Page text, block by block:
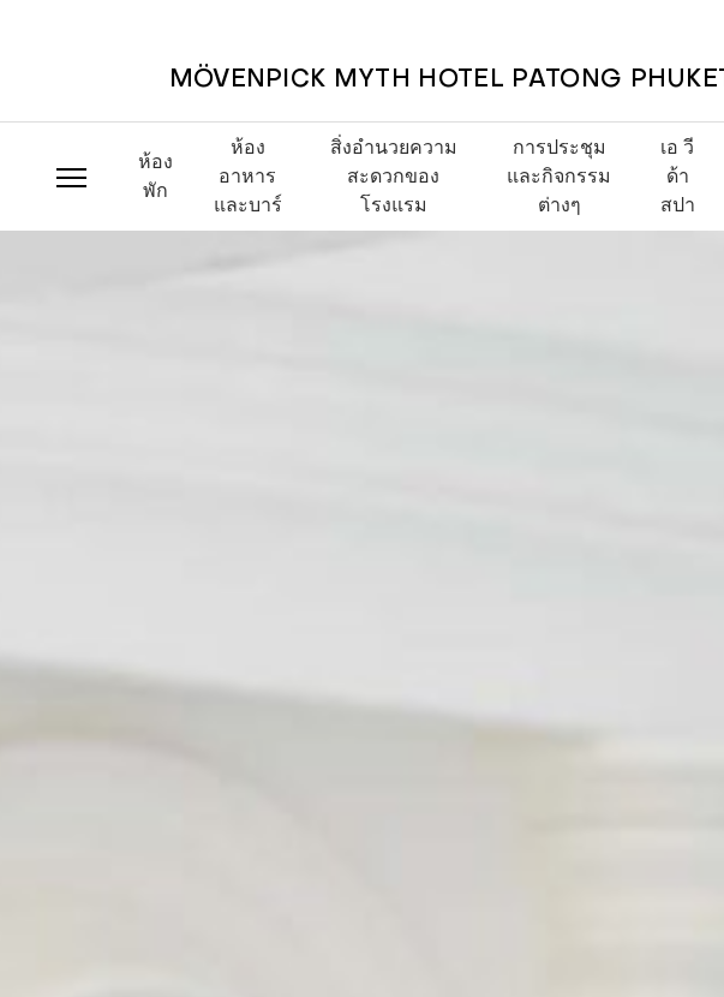
MÖVENPICK MYTH HOTEL PATONG PHUKET
ห้อง
พัก
ห้อง
อาหาร
และบาร์
สิ่งอำนวยความ
สะดวกของ
โรงแรม
การประชุม
และกิจกรรม
ต่างๆ
เอ วี
ด้า
สปา